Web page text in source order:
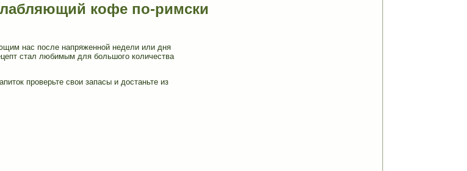
кофе по-римски
нас после напряженной недели или дня
стал любимым для большого количества
проверьте свои запасы и достаньте из